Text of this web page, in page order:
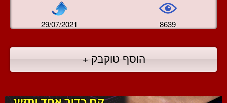
29/07/2021 8639
הוסף טוקבק +